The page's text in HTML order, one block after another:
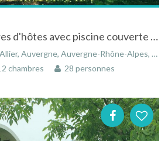
2 gîtes et 3 chambres d'hôtes avec piscine couverte à Franchesse dans l'Allier en Auvergne
Auvergne, Auvergne-Rhône-Alpes, France
chambres 28 personnes